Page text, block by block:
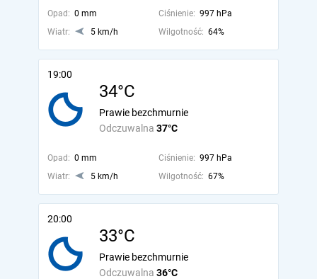
Opad: 0 mm Ciśnienie: 997 hPa
Wiatr:
5 km/h Wilgotność: 64%
19:00
34°C
Odczuwalna 37°C
Prawie bezchmurnie
Opad: 0 mm Ciśnienie: 997 hPa
Wiatr:
5 km/h Wilgotność: 67%
20:00
33°C
Odczuwalna 36°C
Prawie bezchmurnie